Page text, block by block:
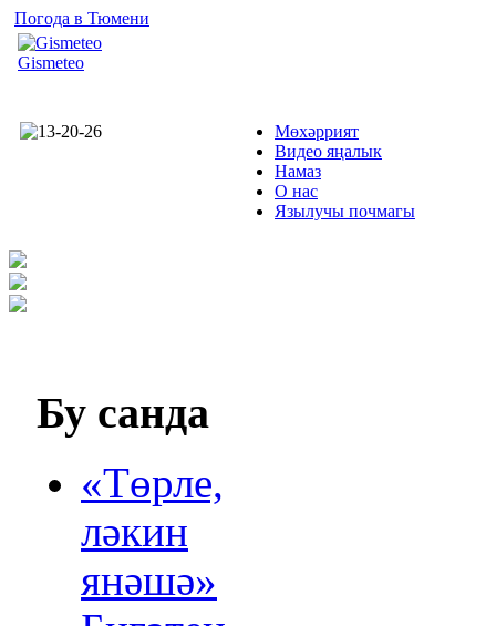
Погода в Тюмени
Gismeteo
Мөхәррият
Видео яңалык
Намаз
О нас
Язылучы почмагы
Бу санда
«Төрле,
ләкин
янәшә»